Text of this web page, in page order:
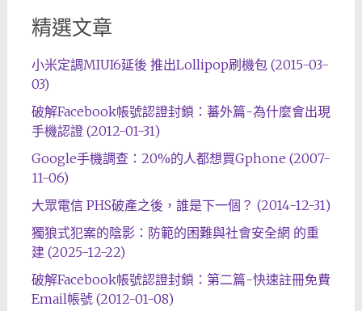
精選文章
小米定調MIUI6延後 推出Lollipop刷機包 (2015-03-
03)
破解Facebook帳號認證封鎖：蕃外篇-為什麼會出現
手機認證 (2012-01-31)
Google手機調查：20%的人都想買Gphone (2007-
11-06)
大眾電信 PHS破產之後，誰是下一個？ (2014-12-31)
獨狼式犯案的陰影：防範的困難與社會安全網 的重
建 (2025-12-22)
破解Facebook帳號認證封鎖：第二篇-快速註冊免費
Email帳號 (2012-01-08)